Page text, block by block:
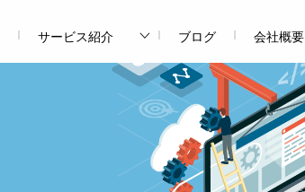
サービス紹介 ブログ 会社概要